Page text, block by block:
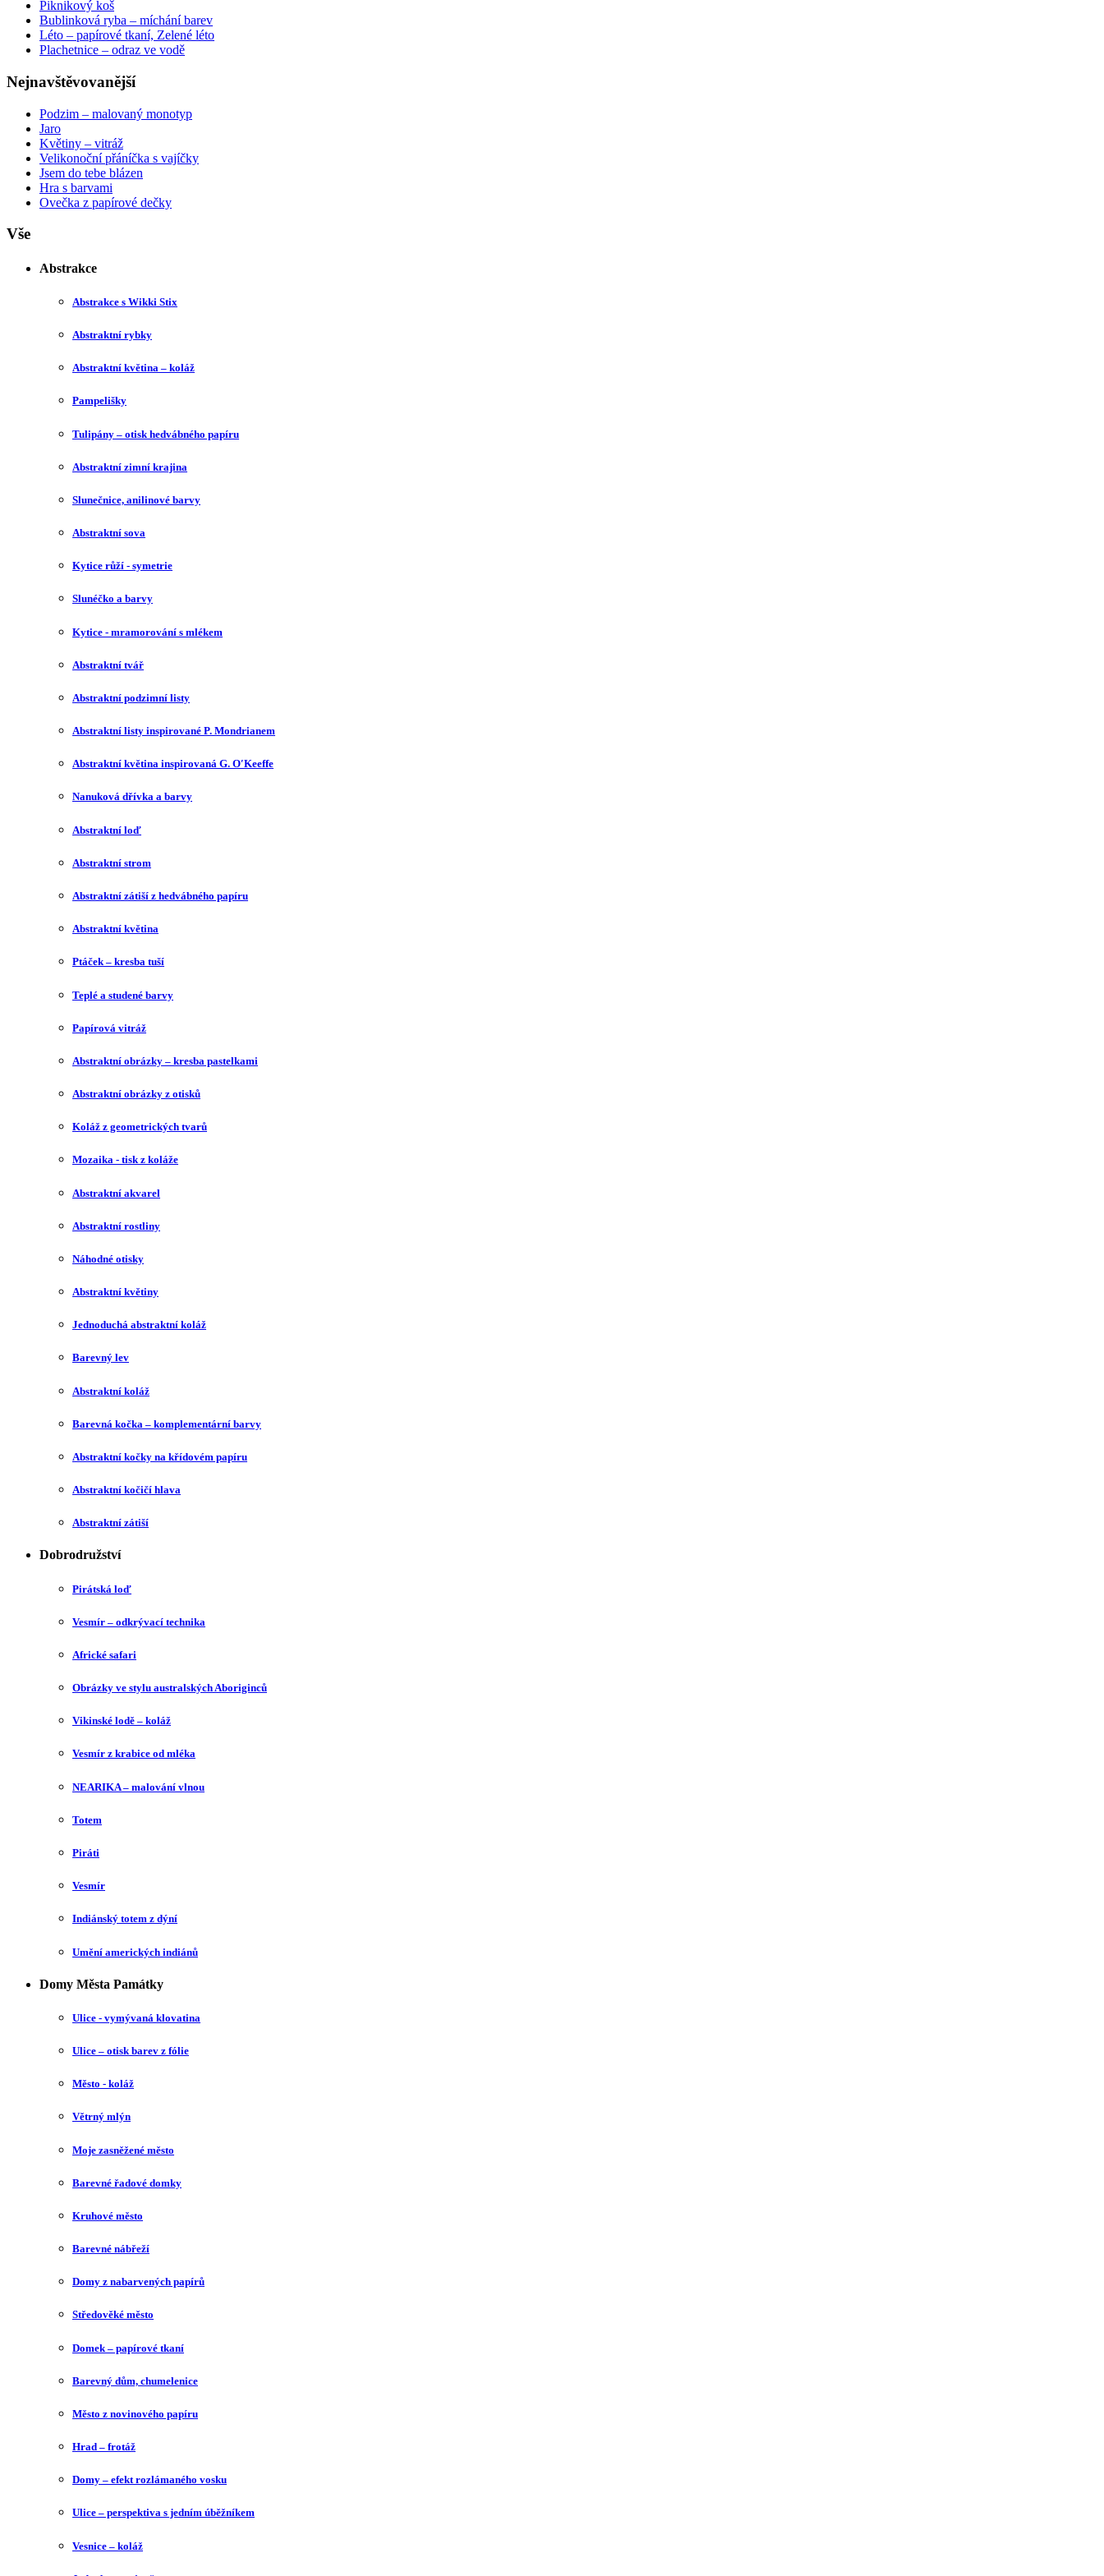
Piknikový koš
Bublinková ryba – míchání barev
Léto – papírové tkaní, Zelené léto
Plachetnice – odraz ve vodě
Nejnavštěvovanější
Podzim – malovaný monotyp
Jaro
Květiny – vitráž
Velikonoční přáníčka s vajíčky
Jsem do tebe blázen
Hra s barvami
Ovečka z papírové dečky
Vše
Abstrakce
Abstrakce s Wikki Stix
Abstraktní rybky
Abstraktní květina – koláž
Pampelišky
Tulipány – otisk hedvábného papíru
Abstraktní zimní krajina
Slunečnice, anilinové barvy
Abstraktní sova
Kytice růží - symetrie
Slunéčko a barvy
Kytice - mramorování s mlékem
Abstraktní tvář
Abstraktní podzimní listy
Abstraktní listy inspirované P. Mondrianem
Abstraktní květina inspirovaná G. O′Keeffe
Nanuková dřívka a barvy
Abstraktní loď
Abstraktní strom
Abstraktní zátiší z hedvábného papíru
Abstraktní květina
Ptáček – kresba tuší
Teplé a studené barvy
Papírová vitráž
Abstraktní obrázky – kresba pastelkami
Abstraktní obrázky z otisků
Koláž z geometrických tvarů
Mozaika - tisk z koláže
Abstraktní akvarel
Abstraktní rostliny
Náhodné otisky
Abstraktní květiny
Jednoduchá abstraktní koláž
Barevný lev
Abstraktní koláž
Barevná kočka – komplementární barvy
Abstraktní kočky na křídovém papíru
Abstraktní kočičí hlava
Abstraktní zátiší
Dobrodružství
Pirátská loď
Vesmír – odkrývací technika
Africké safari
Obrázky ve stylu australských Aboriginců
Vikinské lodě – koláž
Vesmír z krabice od mléka
NEARIKA – malování vlnou
Totem
Piráti
Vesmír
Indiánský totem z dýní
Umění amerických indiánů
Domy Města Památky
Ulice - vymývaná klovatina
Ulice – otisk barev z fólie
Město - koláž
Větrný mlýn
Moje zasněžené město
Barevné řadové domky
Kruhové město
Barevné nábřeží
Domy z nabarvených papírů
Středověké město
Domek – papírové tkaní
Barevný dům, chumelenice
Město z novinového papíru
Hrad – frotáž
Domy – efekt rozlámaného vosku
Ulice – perspektiva s jedním úběžníkem
Vesnice – koláž